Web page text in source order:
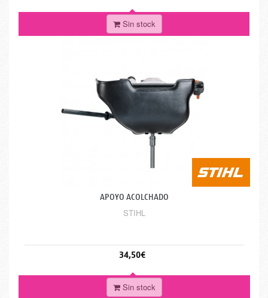
Sin stock
APOYO ACOLCHADO
STIHL
34,50€
Sin stock